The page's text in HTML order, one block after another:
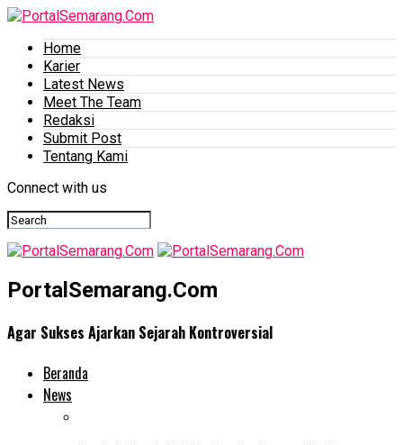
Home
Karier
Latest News
Meet The Team
Redaksi
Submit Post
Tentang Kami
Connect with us
PortalSemarang.Com
Agar Sukses Ajarkan Sejarah Kontroversial
Beranda
News